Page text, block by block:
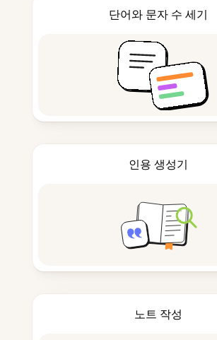
단어와 문자 수 세기
인용 생성기
노트 작성